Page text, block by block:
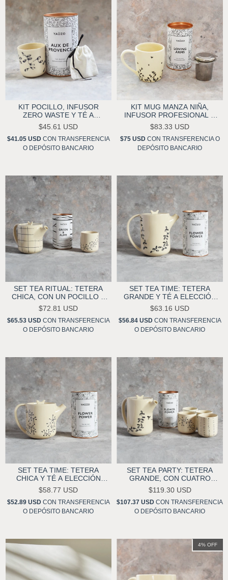
KIT POCILLO, INFUSOR
ZERO WASTE Y TÉ A
ELECCIÓN YAŬZO
$45.61 USD
$41.05 USD CON TRANSFERENCIA
O DEPÓSITO BANCARIO
KIT MUG MANZA NIÑA,
INFUSOR PROFESIONAL Y
TÉ A ELECCIÓN YAŬZO
$83.33 USD
$75 USD CON TRANSFERENCIA O
DEPÓSITO BANCARIO
SET TEA RITUAL: TETERA
CHICA, CON UN POCILLO Y
TÉ A ELECCIÓN YAŬZO
$72.81 USD
$65.53 USD CON TRANSFERENCIA
O DEPÓSITO BANCARIO
SET TEA TIME: TETERA
GRANDE Y TÉ A ELECCIÓN
YAŬZO
$63.16 USD
$56.84 USD CON TRANSFERENCIA
O DEPÓSITO BANCARIO
SET TEA TIME: TETERA
CHICA Y TÉ A ELECCIÓN
YAŬZO
$58.77 USD
$52.89 USD CON TRANSFERENCIA
O DEPÓSITO BANCARIO
SET TEA PARTY: TETERA
GRANDE, CON CUATRO
POCILLOS Y UN TÉ A
ELECCIÓN YAŬZO
$119.30 USD
$107.37 USD CON TRANSFERENCIA
O DEPÓSITO BANCARIO
4% OFF